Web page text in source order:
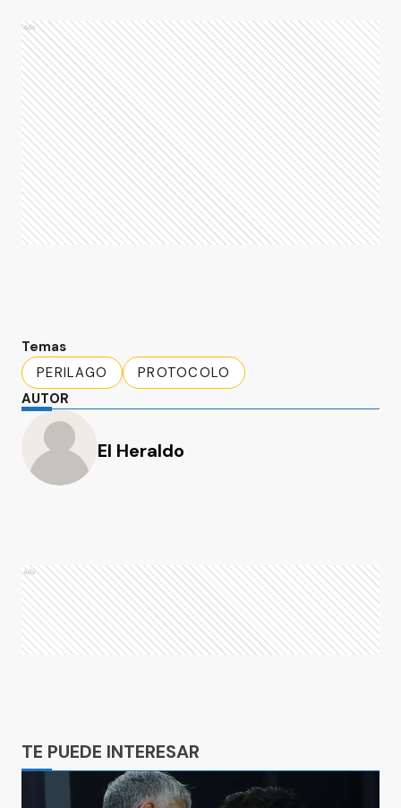
Ads
Temas
PERILAGO
PROTOCOLO
AUTOR
El Heraldo
Ads
TE PUEDE INTERESAR